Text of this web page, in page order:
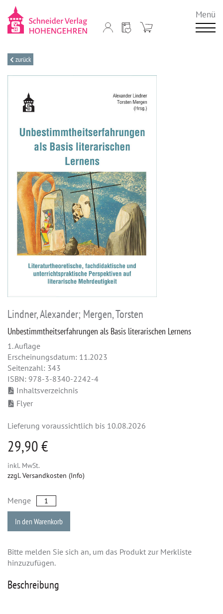
Menü
zurück
Lindner, Alexander; Mergen, Torsten
Unbestimmtheitserfahrungen als Basis literarischen Lernens
1. Auflage
Erscheinungsdatum: 11.2023
Seitenzahl: 343
ISBN: 978-3-8340-2242-4
Inhaltsverzeichnis
Flyer
Lieferung voraussichtlich bis 10.08.2026
29,90 €
inkl. MwSt.
zzgl. Versandkosten (Info)
Menge
In den Warenkorb
Bitte melden Sie sich an, um das Produkt zur Merkliste
hinzuzufügen.
Beschreibung